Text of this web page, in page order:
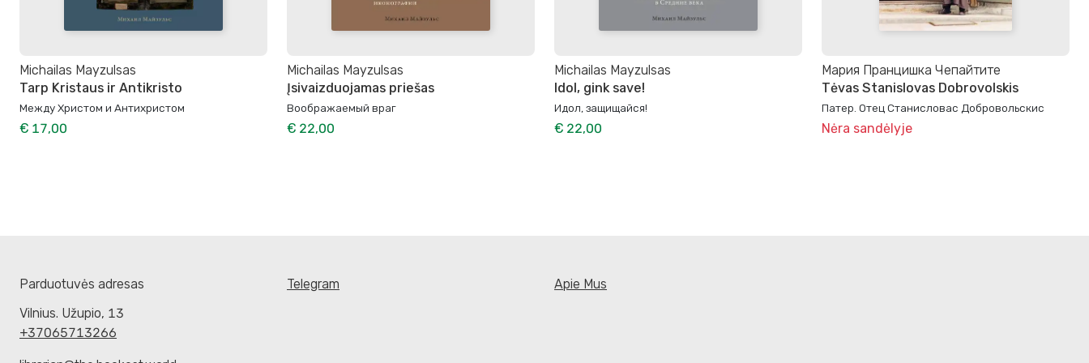
Michailas Mayzulsas
Tarp Kristaus ir Antikristo
Между Христом и Антихристом
€ 17,00
Michailas Mayzulsas
Įsivaizduojamas priešas
Воображаемый враг
€ 22,00
Michailas Mayzulsas
Idol, gink save!
Идол, защищайся!
€ 22,00
Мария Пранцишка Чепайтите
Tėvas Stanislovas Dobrovolskis
Патер. Отец Станисловас Добровольскис
Nėra sandėlyje
Parduotuvės adresas
Vilnius. Užupio, 13
+37065713266
Telegram Apie Mus